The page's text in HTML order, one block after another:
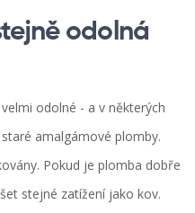
odolná
odolné - a v některých
amalgámové plomby.
Pokud je plomba dobře
stejné zatížení jako kov.